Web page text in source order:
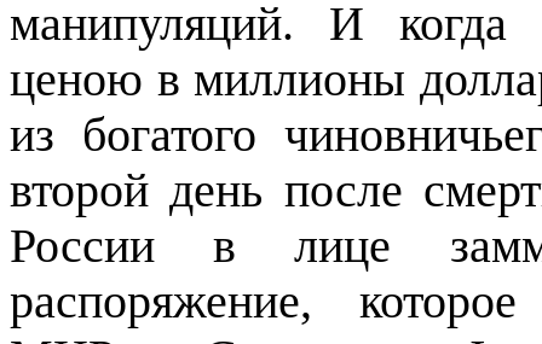
манипуляций. И когда
ценою в миллионы
из богатого
второй день после
России в лице
распоряжение,